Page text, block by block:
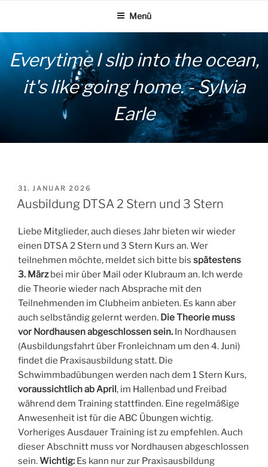
springen
Everytime I slip into the ocean,
it's like going home. - Sylvia
Earle
Menü
VERÖFFENTLICHT
AM
31. JANUAR 2026
Ausbildung DTSA 2 Stern und 3 Stern
Liebe Mitglieder, auch dieses Jahr bieten wir wieder
einen DTSA 2 Stern und 3 Stern Kurs an. Wer
teilnehmen möchte, meldet sich bitte bis spätestens
3. Märzbei mir über Mail oder Klubraum an. Ich werde
die Theorie wieder nach Absprache mit den
Teilnehmenden im Clubheim anbieten. Es kann aber
auch selbständig gelernt werden. Die Theorie muss
vor Nordhausen abgeschlossen sein. In Nordhausen
(Ausbildungsfahrt über Fronleichnam um den 4. Juni)
findet die Praxisausbildung statt. Die
Schwimmbadübungen werden nach dem 1 Stern Kurs,
voraussichtlich ab April, im Hallenbad und Freibad
während dem Training stattfinden. Eine regelmäßige
Anwesenheit ist für die ABC Übungen wichtig.
Vorheriges Ausdauer Training ist zu empfehlen. Auch
dieser Abschnitt muss vor Nordhausen abgeschlossen
sein.Wichtig: Es kann nur zur Praxisausbildung